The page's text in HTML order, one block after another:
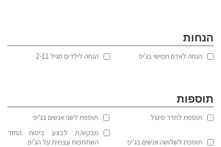
הנחות
הנחה לאדם חמישי בג'יפ הנחה לילדים מגיל 2-11
תוספות
תוספת לחדר סינגל תוספת לשני אנשים בג'יפ
תוספת לשלושה אנשים בג'יפ
מבקש/ת לבצע ביטוח החזר
השתתפות עצמית על הג'יפ.